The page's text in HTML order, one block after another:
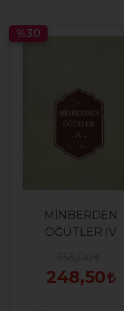
MİNBERDEN
ÖĞÜTLER IV
248,50
%30